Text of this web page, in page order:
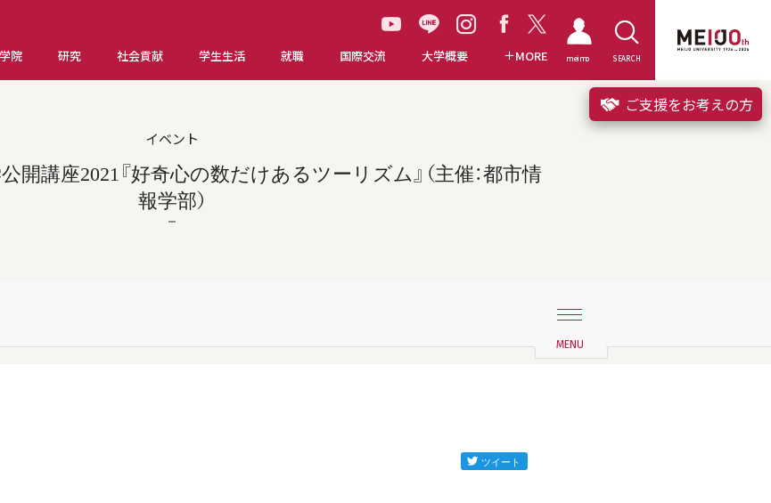
院 研究 社会貢献 学生生活 就職 国際交流 大学概要 MORE meimo SEARCH
ご支援をお考えの方
イベント
開講座2021『好奇心の数だけあるツーリズム』（主催：都市情
報学部）